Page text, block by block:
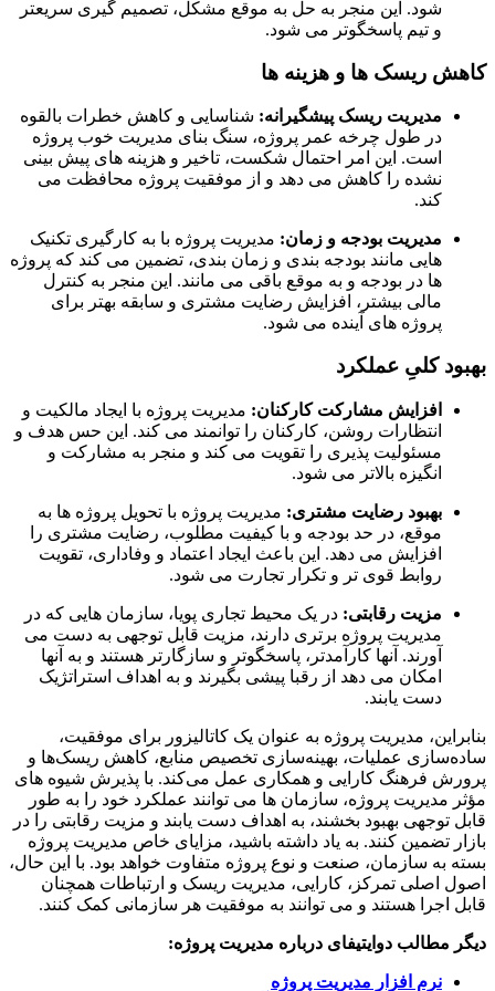
شود. این منجر به حل به موقع مشکل، تصمیم گیری سریعتر
و تیم پاسخگوتر می شود.
ریسک ها و هزینه ها
مدیریت ریسک پیشگیرانه:شناسایی و کاهش خطرات بالقوه
در طول چرخه عمر پروژه، سنگ بنای مدیریت خوب پروژه
است. این امر احتمال شکست، تاخیر و هزینه های پیش بینی
نشده را کاهش می دهد و از موفقیت پروژه محافظت می
مدیریت بودجه و زمان: مدیریت پروژه با به کارگیری تکنیک
هایی مانند بودجه بندی و زمان بندی، تضمین می کند که پروژه
ها در بودجه و به موقع باقی می مانند. این منجر به کنترل
مالی بیشتر، افزایش رضایت مشتری و سابقه بهتر برای
پروژه های آینده می شود.
کلیِ عملکرد
افزایش مشارکت کارکنان:مدیریت پروژه با ایجاد مالکیت و
انتظارات روشن، کارکنان را توانمند می کند. این حس هدف و
مسئولیت پذیری را تقویت می کند و منجر به مشارکت و
انگیزه بالاتر می شود.
بهبود رضایت مشتری:مدیریت پروژه با تحویل پروژه ها به
موقع، در حد بودجه و با کیفیت مطلوب، رضایت مشتری را
افزایش می دهد. این باعث ایجاد اعتماد و وفاداری، تقویت
روابط قوی تر و تکرار تجارت می شود.
مزیت رقابتی:در یک محیط تجاری پویا، سازمان هایی که در
مدیریت پروژه برتری دارند، مزیت قابل توجهی به دست می
آورند. آنها کارآمدتر، پاسخگوتر و سازگارتر هستند و به آنها
امکان می دهد از رقبا پیشی بگیرند و به اهداف استراتژیک
دست یابند.
مدیریت پروژه به عنوان یک کاتالیزور برای موفقیت،
عملیات، بهینه‌سازی تخصیص منابع، کاهش ریسک‌ها و
فرهنگ کارایی و همکاری عمل می‌کند. با پذیرش شیوه های
مدیریت پروژه، سازمان ها می توانند عملکرد خود را به طور
توجهی بهبود بخشند، به اهداف دست یابند و مزیت رقابتی را در
تضمین کنند. به یاد داشته باشید، مزایای خاص مدیریت پروژه
به سازمان، صنعت و نوع پروژه متفاوت خواهد بود. با این حال،
اصلی تمرکز، کارایی، مدیریت ریسک و ارتباطات همچنان
اجرا هستند و می توانند به موفقیت هر سازمانی کمک کنند.
مطالب دوایتیفای درباره مدیریت پروژه:
نرم افزار مدیریت پروژه